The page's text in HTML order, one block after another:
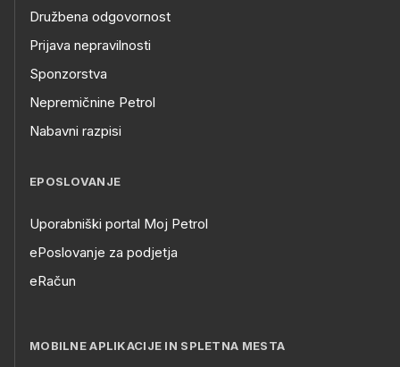
Družbena odgovornost
Prijava nepravilnosti
Sponzorstva
Nepremičnine Petrol
Nabavni razpisi
EPOSLOVANJE
Uporabniški portal Moj Petrol
ePoslovanje za podjetja
eRačun
MOBILNE APLIKACIJE IN SPLETNA MESTA